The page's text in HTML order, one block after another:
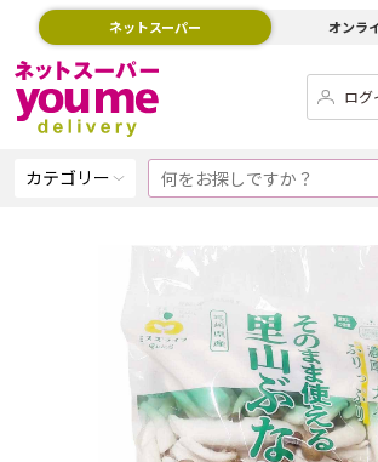
ネットスーパー オンラ
ログ
カテゴリー